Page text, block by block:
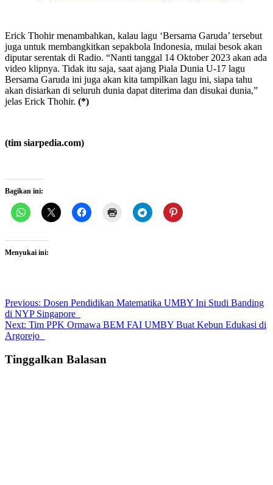
Erick Thohir menambahkan, kalau lagu ‘Bersama Garuda’ tersebut
juga untuk membangkitkan sepakbola Indonesia, mulai besok akan
diputar serentak di Radio. “Nanti tanggal 14 Oktober 2023 akan ada
video klipnya. Tidak itu saja, saat ajang Piala Dunia U-17 lagu
Bersama Garuda ini juga akan kita tampilkan lagu ini, siapa tahu
akan disiarkan di seluruh dunia dapat diterima dan disukai dunia,”
jelas Erick Thohir. (*)
(tim siarpedia.com)
Bagikan ini:
Menyukai ini:
Post
navigation
Previous: Dosen Pendidikan Matematika UMBY Ini Studi Banding
di NYP Singapore
Next: Tim PPK Ormawa BEM FAI UMBY Buat Kebun Edukasi di
Argorejo
Tinggalkan Balasan